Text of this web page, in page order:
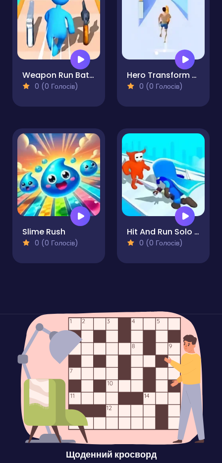
Weapon Run Battle
0 (0 Голосів)
Hero Transform Run
0 (0 Голосів)
Slime Rush
0 (0 Голосів)
Hit And Run Solo Leveling
0 (0 Голосів)
Щоденний кросворд